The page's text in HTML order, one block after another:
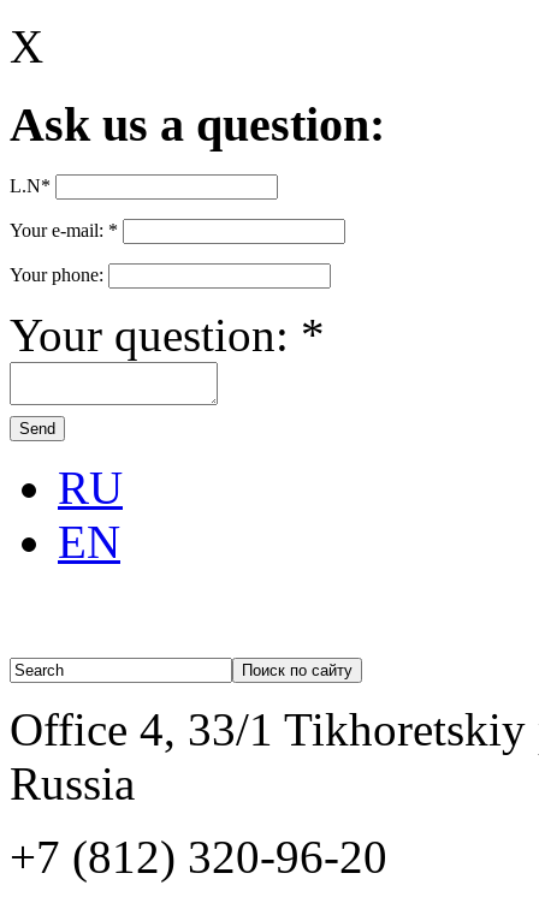
X
Ask us a question:
L.N*
Your e-mail: *
Your phone:
Your question: *
RU
EN
Office 4, 33/1 Tikhoretskiy
Russia
+7 (812) 320-96-20